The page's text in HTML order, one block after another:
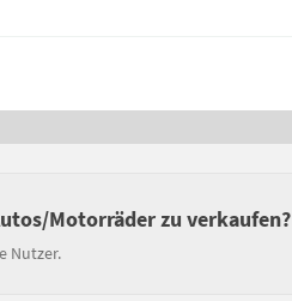
Motorräder zu verkaufen?
Nutzer.